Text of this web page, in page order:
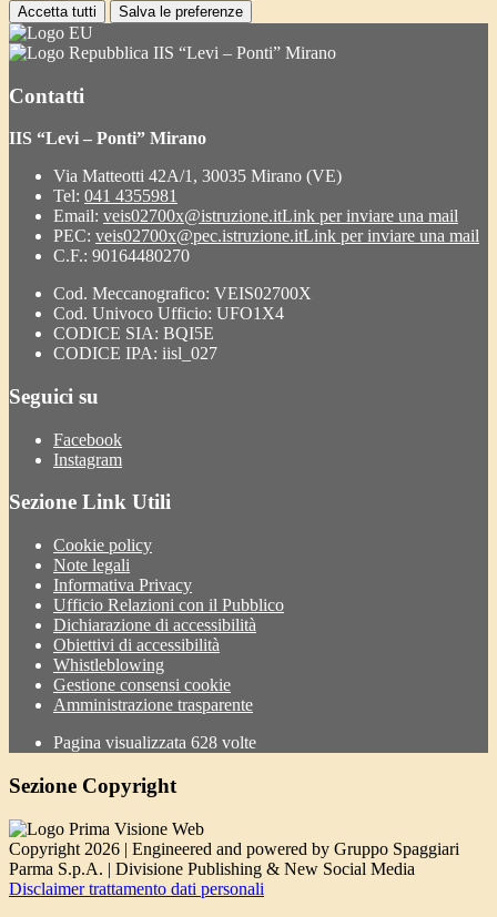
Accetta tutti Salva le preferenze
IIS “Levi – Ponti” Mirano
Contatti
IIS “Levi – Ponti” Mirano
Via Matteotti 42A/1, 30035 Mirano (VE)
Tel: 041 4355981
Email: veis02700x@istruzione.itLink per inviare una mail
PEC: veis02700x@pec.istruzione.itLink per inviare una mail
C.F.: 90164480270
Cod. Meccanografico: VEIS02700X
Cod. Univoco Ufficio: UFO1X4
CODICE SIA: BQI5E
CODICE IPA: iisl_027
Seguici su
Facebook
Instagram
Sezione Link Utili
Cookie policy
Note legali
Informativa Privacy
Ufficio Relazioni con il Pubblico
Dichiarazione di accessibilità
Obiettivi di accessibilità
Whistleblowing
Gestione consensi cookie
Amministrazione trasparente
Pagina visualizzata 628 volte
Sezione Copyright
Copyright 2026 | Engineered and powered by Gruppo Spaggiari
Parma S.p.A. | Divisione Publishing & New Social Media
Disclaimer trattamento dati personali